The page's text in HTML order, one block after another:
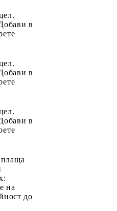
в
в
в
на
до